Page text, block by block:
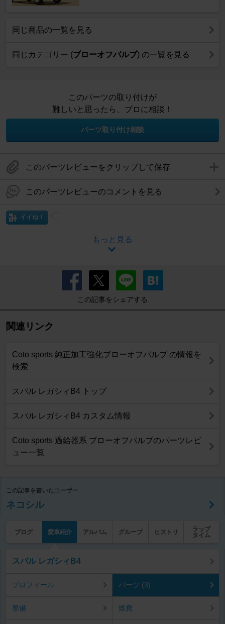
同じ商品の一覧を見る
同じカテゴリー (ブローオフバルブ) の一覧を見る
このパーツの取り付けが
難しいと思ったら、プロに相談！
パーツ取り付け相談
このパーツレビューをクリップして保存
このパーツレビューのコメントを見る
イイね！
もっと見る
この記事をシェアする
関連リンク
Coto sports 純正加工強化ブローオフバルブ の情報を
検索
スバル レガシィB4 トップ
スバル レガシィB4 カスタム情報
Coto sports 過給器系 ブローオフバルブのパーツレビ
ュー一覧
この記事を書いたユーザー
ネコシル
ブログ 愛車紹介 アルバム グループ ヒストリ
ラップ
タイム
スバル レガシィB4
プロフィール パーツ (3)
整備 燃費